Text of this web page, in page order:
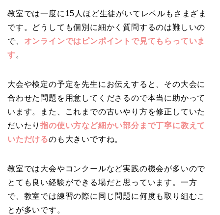
教室では一度に15人ほど生徒がいてレベルもさまざま
です。どうしても個別に細かく質問するのは難しいの
で、 オンラインではピンポイントで見てもらっていま
す。
大会や検定の予定を先生にお伝えすると、その大会に
合わせた問題を用意してくださるので本当に助かって
います。また、これまでの古いやり方を修正していた
だいたり指の使い方など細かい部分まで丁寧に教えて
いただけるのも大きいですね。
教室では大会やコンクールなど実践の機会が多いので
とても良い経験ができる場だと思っています。一方
で、教室では練習の際に同じ問題に何度も取り組むこ
とが多いです。